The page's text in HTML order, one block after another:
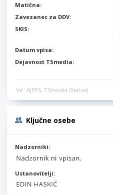
Matična:
Zavezanec za DDV:
SKIS:
Datum vpisa:
Dejavnost TSmedia:
Vir: AJPES, TSmedia (Status)
Ključne osebe
Nadzorniki:
Ustanovitelji: